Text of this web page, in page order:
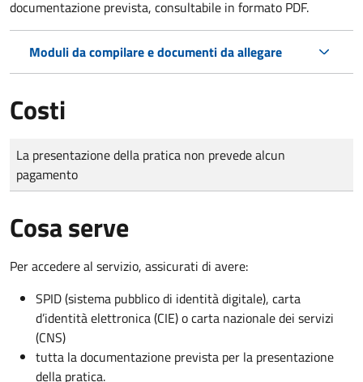
documentazione prevista, consultabile in formato PDF.
Moduli da compilare e documenti da allegare
Costi
Tipo di pagamento
Importo
La presentazione della pratica non prevede alcun
pagamento
Cosa serve
Per accedere al servizio, assicurati di avere:
SPID (sistema pubblico di identità digitale), carta
d’identità elettronica (CIE) o carta nazionale dei servizi
(CNS)
tutta la documentazione prevista per la presentazione
della pratica.